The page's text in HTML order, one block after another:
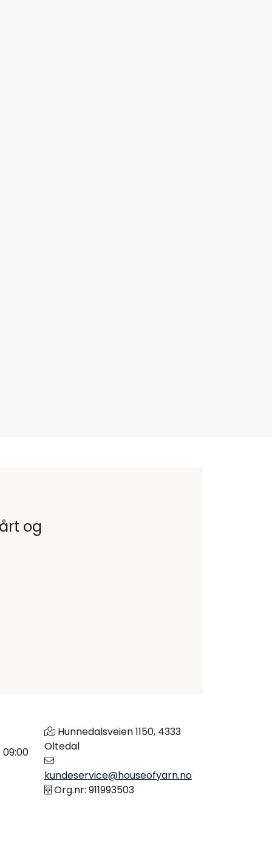
og
Hunnedalsveien 1150, 4333
Oltedal
kundeservice@houseofyarn.no
Org.nr: 911993503